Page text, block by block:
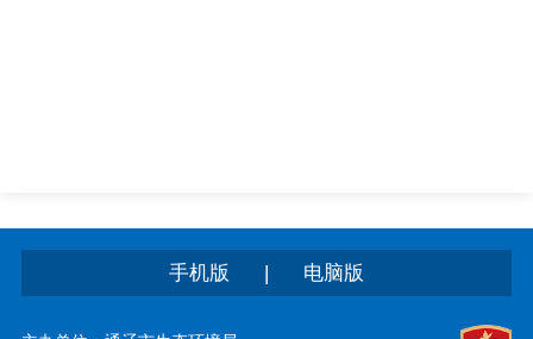
手机版 | 电脑版